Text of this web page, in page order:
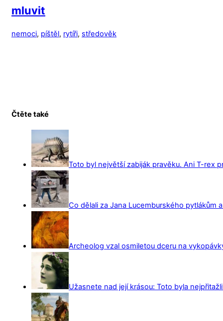
mluvit
nemoci, píštěl, rytíři, středověk
Čtěte také
Toto byl největší zabiják pravěku. Ani T-rex
Co dělali za Jana Lucemburského pytlákům
Archeolog vzal osmiletou dceru na
Užasnete nad její krásou: Toto byla